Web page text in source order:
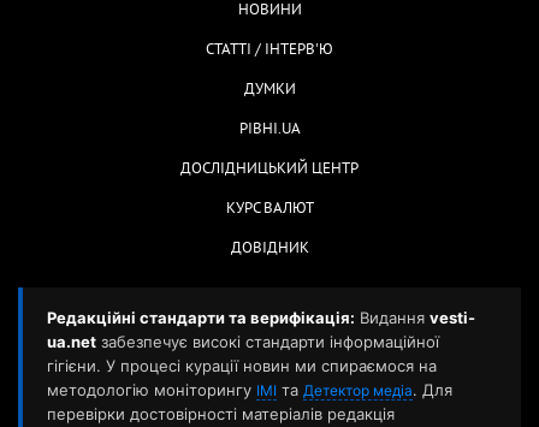
НОВИНИ
СТАТТІ / ІНТЕРВ'Ю
ДУМКИ
РІВНІ.UA
ДОСЛІДНИЦЬКИЙ ЦЕНТР
КУРС ВАЛЮТ
ДОВІДНИК
Редакційні стандарти та верифікація: Видання vesti-
ua.net забезпечує високі стандарти інформаційної
гігієни. У процесі курації новин ми спираємося на
методологію моніторингу ІМІ та Детектор медіа. Для
перевірки достовірності матеріалів редакція